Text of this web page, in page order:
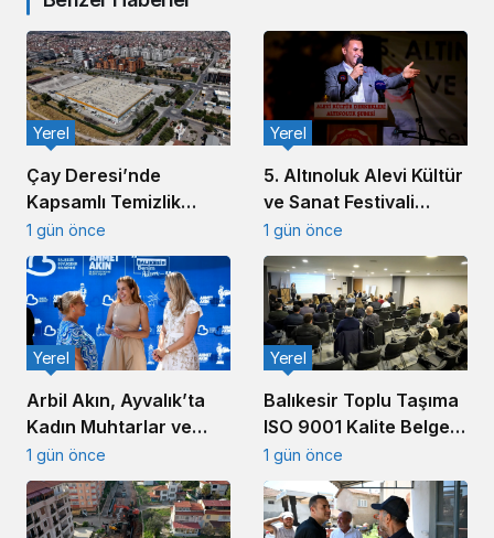
Çay Deresi’nde
Kapsamlı Temizlik
Çalışması Başlatıldı
Yerel
1 gün önce
5. Altınoluk Alevi Kültür
ve Sanat Festivali
Başladı
Yerel
1 gün önce
Arbil Akın, Ayvalık’ta
Kadın Muhtarlar ve
Muhtar Eşleriyle
Buluştu
Yerel
1 gün önce
Balıkesir Toplu Taşıma
ISO 9001 Kalite Belgesi
Aldı
Yerel
1 gün önce